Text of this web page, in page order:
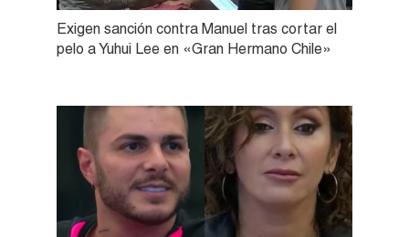
Exigen sanción contra Manuel tras cortar el
pelo a Yuhui Lee en «Gran Hermano Chile»